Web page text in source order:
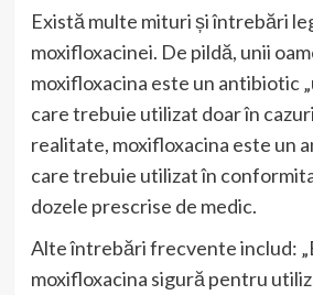
Există multe mituri și întrebări
moxifloxacinei. De pildă, unii
moxifloxacina este un antibiotic
care trebuie utilizat doar în
realitate, moxifloxacina este un
care trebuie utilizat în
dozele prescrise de medic.
Alte întrebări frecvente includ:
moxifloxacina sigură pentru